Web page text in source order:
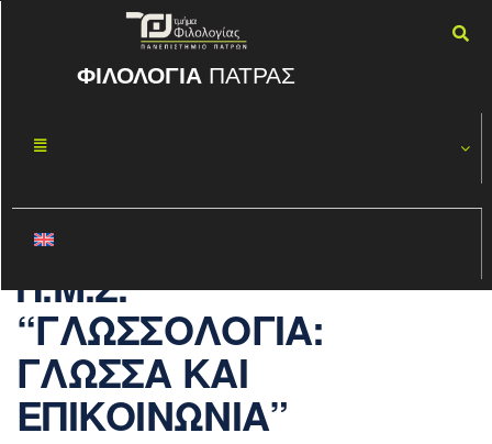
ΦΙΛΟΛΟΓΙΑ ΠΑΤΡΑΣ
25
ΜΕΤΑΠΤΥΧΙΑΚ
ΩΝ ΦΟΙΤΗΤΩΝ ΣΤΟ
Π.Μ.Σ.
“ΓΛΩΣΣΟΛΟΓΙΑ:
ΓΛΩΣΣΑ ΚΑΙ
ΕΠΙΚΟΙΝΩΝΙΑ”